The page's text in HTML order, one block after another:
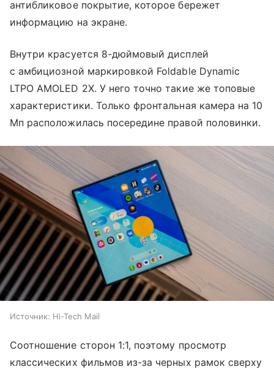
антибликовое покрытие, которое бережет
информацию на экране.
Внутри красуется 8-дюймовый дисплей
с амбициозной маркировкой Foldable Dynamic
LTPO AMOLED 2X. У него точно такие же топовые
характеристики. Только фронтальная камера на 10
Мп расположилась посередине правой половинки.
Источник: Hi-Tech Mail
Соотношение сторон 1:1, поэтому просмотр
классических фильмов из-за черных рамок сверху